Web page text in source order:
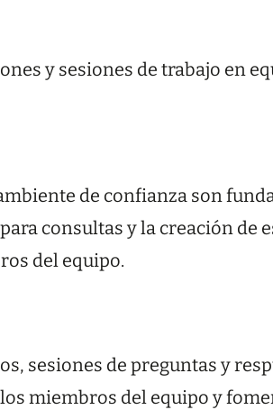
y sesiones de trabajo en
de confianza son
consultas y la creación de
del equipo.
sesiones de preguntas y
miembros del equipo y